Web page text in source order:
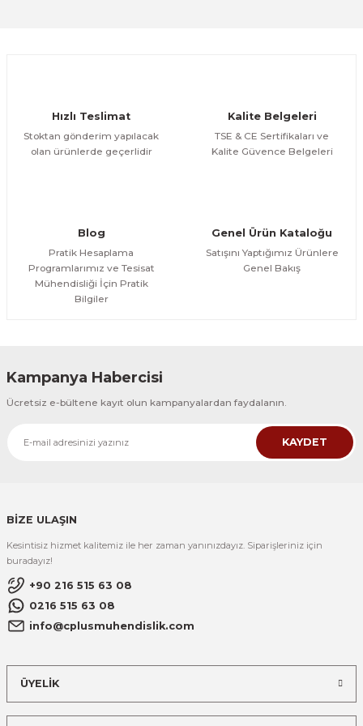
Hızlı Teslimat
Stoktan gönderim yapılacak
olan ürünlerde geçerlidir
Kalite Belgeleri
TSE & CE Sertifikaları ve
Kalite Güvence Belgeleri
Blog
Pratik Hesaplama
Programlarımız ve Tesisat
Mühendisliği İçin Pratik
Bilgiler
Genel Ürün Kataloğu
Satışını Yaptığımız Ürünlere
Genel Bakış
Kampanya Habercisi
Ücretsiz e-bültene kayıt olun kampanyalardan faydalanın.
KAYDET
BİZE ULAŞIN
Kesintisiz hizmet kalitemiz ile her zaman yanınızdayız. Siparişleriniz için
buradayız!
+90 216 515 63 08
0216 515 63 08
info@cplusmuhendislik.com
ÜYELİK